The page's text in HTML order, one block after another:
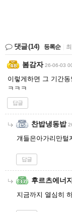
댓글(14) 등록순
봄감자 26-06-03
이렇게하면 그 기간
ㅋㅋㅋ
답글
찬밥냉동밥
걔들은아가리만털
답글
후르츠에너지
지금까지 열심히